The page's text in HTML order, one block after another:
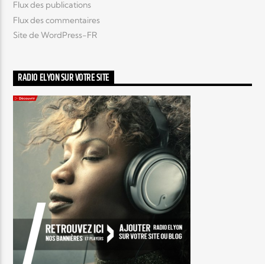
Flux des publications
Flux des commentaires
Site de WordPress-FR
RADIO ELYON SUR VOTRE SITE